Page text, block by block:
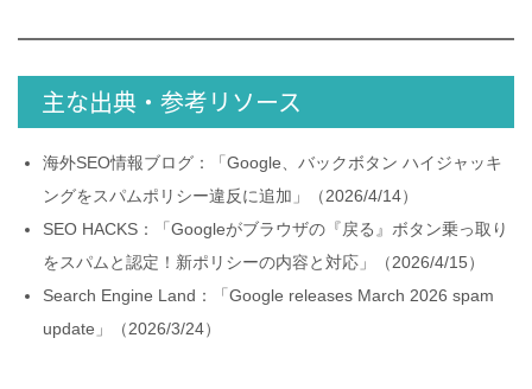
主な出典・参考リソース
海外SEO情報ブログ：「Google、バックボタン ハイジャッキ
ングをスパムポリシー違反に追加」（2026/4/14）
SEO HACKS：「Googleがブラウザの『戻る』ボタン乗っ取り
をスパムと認定！新ポリシーの内容と対応」（2026/4/15）
Search Engine Land：「Google releases March 2026 spam
update」（2026/3/24）